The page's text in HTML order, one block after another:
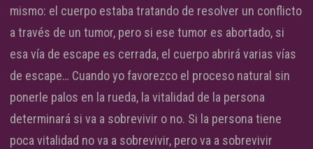
mismo: el cuerpo estaba tratando de resolver un conflicto
a través de un tumor, pero si ese tumor es abortado, si
esa vía de escape es cerrada, el cuerpo abrirá varias vías
de escape… Cuando yo favorezco el proceso natural sin
ponerle palos en la rueda, la vitalidad de la persona
determinará si va a sobrevivir o no. Si la persona tiene
poca vitalidad no va a sobrevivir, pero va a sobrevivir